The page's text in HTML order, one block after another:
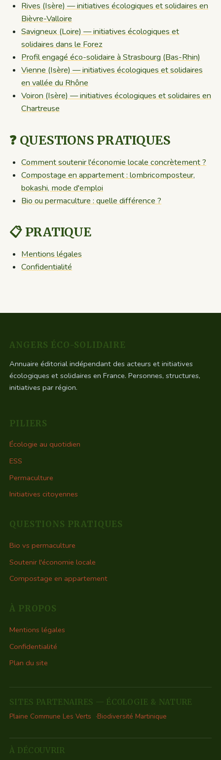
Rives (Isère) — initiatives écologiques et solidaires en
Bièvre-Valloire
Savigneux (Loire) — initiatives écologiques et
solidaires dans le Forez
Profil engagé éco-solidaire à Strasbourg (Bas-Rhin)
Vienne (Isère) — initiatives écologiques et solidaires
en vallée du Rhône
Voiron (Isère) — initiatives écologiques et solidaires en
Chartreuse
❓ QUESTIONS PRATIQUES
Comment soutenir l'économie locale concrètement ?
Compostage en appartement : lombricomposteur,
bokashi, mode d'emploi
Bio ou permaculture : quelle différence ?
📋 PRATIQUE
Mentions légales
Confidentialité
ANGERS ÉCO-SOLIDAIRE
Annuaire éditorial indépendant des acteurs et initiatives
écologiques et solidaires en France. Personnes, structures,
initiatives par région.
PILIERS
Écologie au quotidien
ESS
Permaculture
Initiatives citoyennes
QUESTIONS PRATIQUES
Bio vs permaculture
Soutenir l'économie locale
Compostage en appartement
À PROPOS
Mentions légales
Confidentialité
Plan du site
SITES PARTENAIRES — ÉCOLOGIE & NATURE
Plaine Commune Les Verts
Biodiversité Martinique
À DÉCOUVRIR